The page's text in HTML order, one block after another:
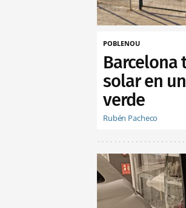
POBLENOU
Barcelona
solar en
verde
Rubén Pacheco